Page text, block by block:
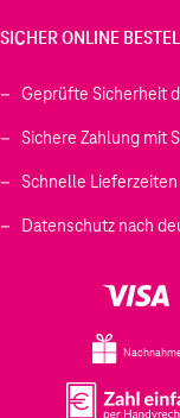
SICHER ONLINE
Geprüfte Sicherheit
Sichere Zahlung mit
Schnelle Lieferzeiten
Datenschutz nach
Nachnahme